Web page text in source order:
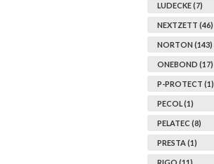
LUDECKE (7)
NEXTZETT (46)
NORTON (143)
ONEBOND (17)
P-PROTECT (1)
PECOL (1)
PELATEC (8)
PRESTA (1)